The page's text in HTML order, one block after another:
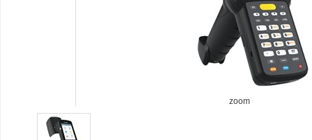
zoom